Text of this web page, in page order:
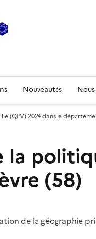
Nouveautés
(QPV) 2024 dans le
(58)
de la géographie